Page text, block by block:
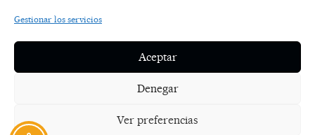
Gestionar los servicios
Aceptar
Denegar
Ver preferencias
f
POLÍTICA DE